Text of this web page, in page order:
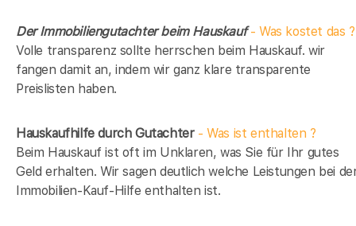
Der Immobiliengutachter beim Hauskauf- Was kostet das ?
Volle transparenz sollte herrschen beim Hauskauf. wir
fangen damit an, indem wir ganz klare transparente
Preislisten haben.
Hauskaufhilfe durch Gutachter- Was ist enthalten ?
Beim Hauskauf ist oft im Unklaren, was Sie für Ihr gutes
Geld erhalten. Wir sagen deutlich welche Leistungen bei
Immobilien-Kauf-Hilfe enthalten ist.